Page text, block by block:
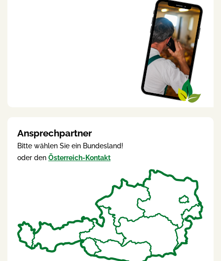
Ansprechpartner
Bitte wählen Sie ein Bundesland!
oder den Österreich-Kontakt